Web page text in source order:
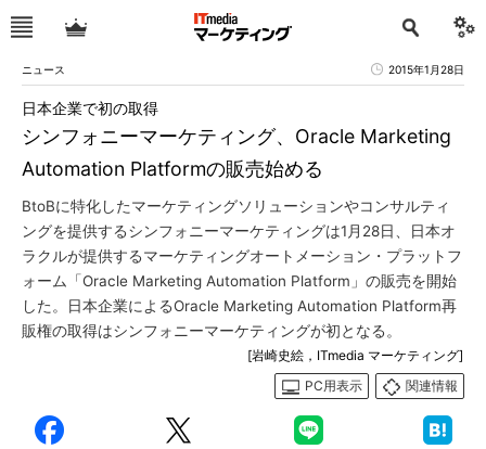
ニュース 2015年1月28日
シンフォニーマーケティング、Oracle Marketing
Automation Platformの販売始める
日本企業で初の取得
BtoBに特化したマーケティングソリューションやコンサルティ
ングを提供するシンフォニーマーケティングは1月28日、日本オ
ラクルが提供するマーケティングオートメーション・プラットフ
ォーム「Oracle Marketing Automation Platform」の販売を開始
した。日本企業によるOracle Marketing Automation Platform再
販権の取得はシンフォニーマーケティングが初となる。
[岩崎史絵，ITmedia マーケティング]
PC用表示
関連情報